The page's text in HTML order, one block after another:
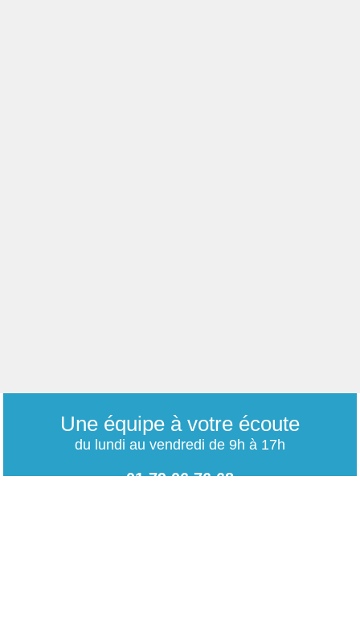
Une équipe à votre écoute
du lundi au vendredi de 9h à 17h
01 79 06 76 68